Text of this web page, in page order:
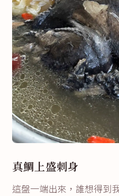
真鯛上盛刺身
這盤一端出來，誰想得到